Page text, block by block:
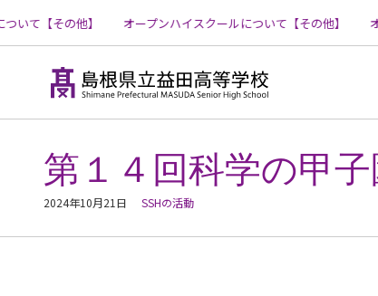
コ
ッ
て【その他】 オープンハイスクールについて【その他】 オ
第１４回科学の甲子
2024年10月21日 SSHの活動